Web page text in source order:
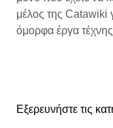
μέλος της Catawiki
όμορφα έργα
Εξερευνήστε τις